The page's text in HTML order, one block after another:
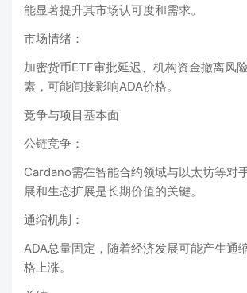
能显著提升其市场认可度和需求‌。
‌市场情绪‌：
加密货币ETF审批延迟、机构资金撤离风
素，可能间接影响ADA价格‌。
竞争与项目基本面
‌公链竞争‌：
Cardano需在智能合约领域与以太坊等对
展和生态扩展是长期价值的关键‌。
‌通缩机制‌：
ADA总量固定，随着经济发展可能产生通
格上涨。